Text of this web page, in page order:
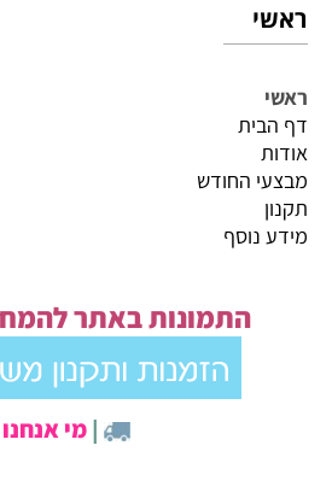
ראשי
ראשי
דף הבית
אודות
מבצעי החודש
תקנון
מידע נוסף
התמונות באתר
|מי אנחנו